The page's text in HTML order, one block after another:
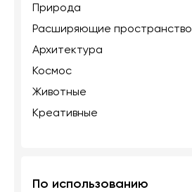
Природа
Расширяющие пространство
Архитектура
Космос
Животные
Креативные
По использованию